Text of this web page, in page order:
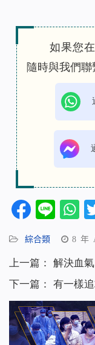
如果您
隨時與我們聯
Line
綜合類 8 年
上一篇： 解決血
下一篇： 有一樣